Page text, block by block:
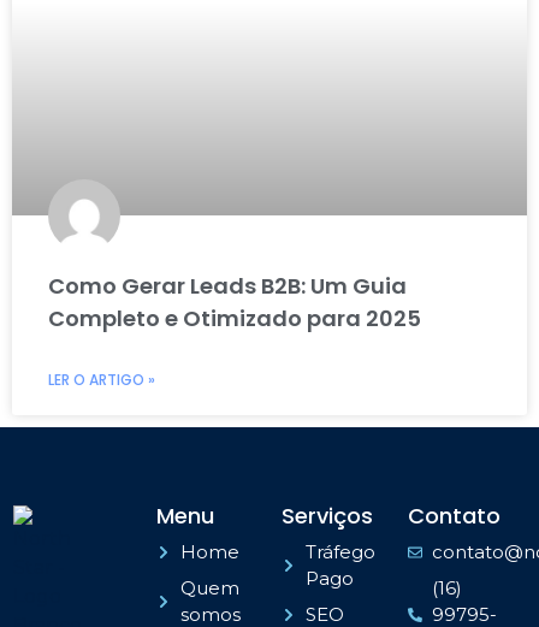
Como Gerar Leads B2B: Um Guia
Completo e Otimizado para 2025
LER O ARTIGO »
Menu
Home
Quem
somos
Serviços
Tráfego
Pago
SEO
Contato
(16)
99795-